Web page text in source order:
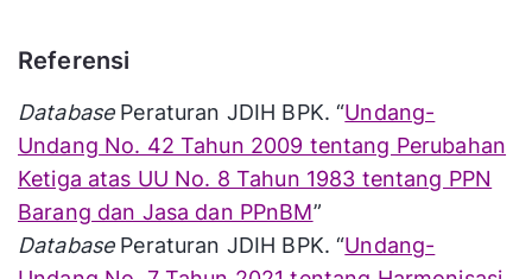
Referensi
DatabasePeraturan JDIH BPK. “Undang-
Undang No. 42 Tahun 2009 tentang Perubahan
Ketiga atas UU No. 8 Tahun 1983 tentang PPN
Barang dan Jasa dan PPnBM”
DatabasePeraturan JDIH BPK. “Undang-